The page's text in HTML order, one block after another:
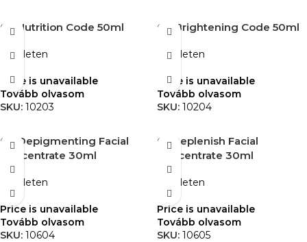
03 Nutrition Code 50ml
Készleten
Price is unavailable
Tovább olvasom
SKU: 10203
04 Brightening Code 50ml
Készleten
Price is unavailable
Tovább olvasom
SKU: 10204
04 Depigmenting Facial
Concentrate 30ml
Készleten
Price is unavailable
Tovább olvasom
SKU: 10604
05 Replenish Facial
Concentrate 30ml
Készleten
Price is unavailable
Tovább olvasom
SKU: 10605